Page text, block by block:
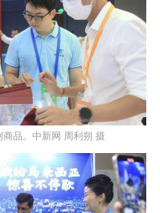
商品。中新网 周利朔 摄